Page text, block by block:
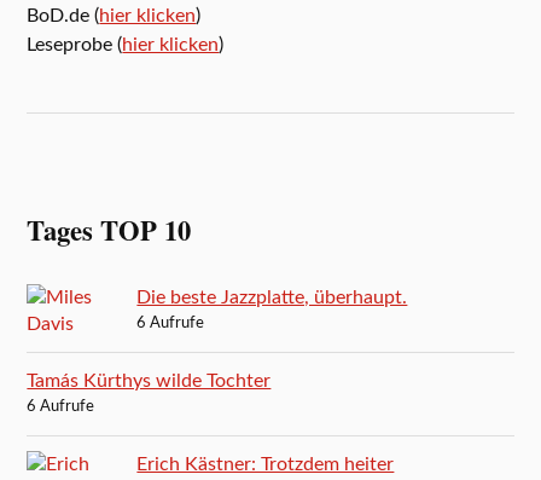
BoD.de (hier klicken)
Leseprobe (hier klicken)
Tages TOP 10
Die beste Jazzplatte, überhaupt.
6 Aufrufe
Tamás Kürthys wilde Tochter
6 Aufrufe
Erich Kästner: Trotzdem heiter